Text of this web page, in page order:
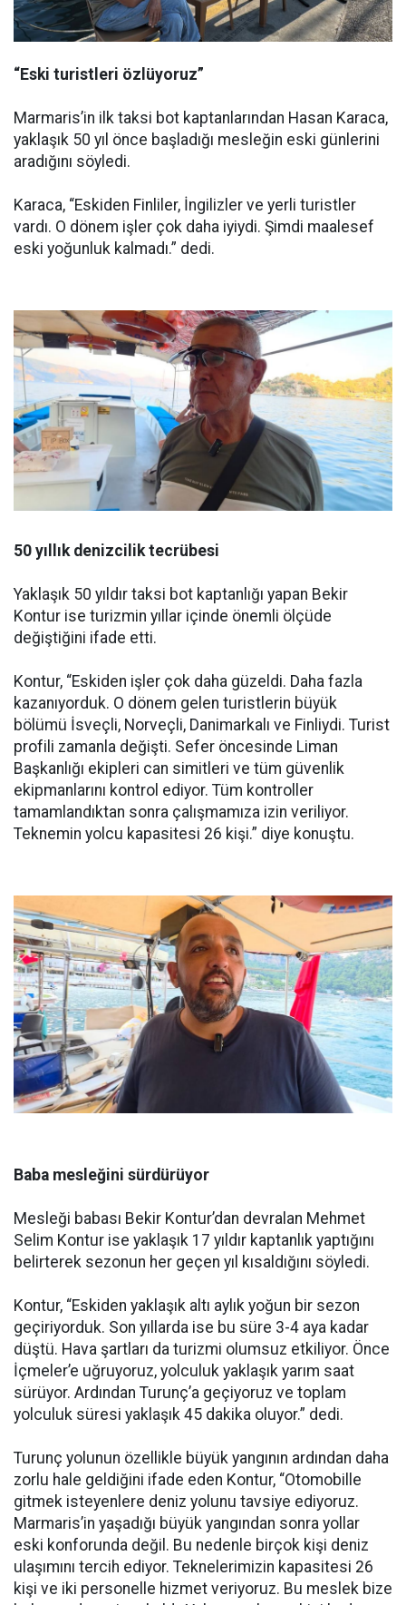
“Eski turistleri özlüyoruz”
Marmaris’in ilk taksi bot kaptanlarından Hasan Karaca,
yaklaşık 50 yıl önce başladığı mesleğin eski günlerini
aradığını söyledi.
Karaca, “Eskiden Finliler, İngilizler ve yerli turistler
vardı. O dönem işler çok daha iyiydi. Şimdi maalesef
eski yoğunluk kalmadı.” dedi.
50 yıllık denizcilik tecrübesi
Yaklaşık 50 yıldır taksi bot kaptanlığı yapan Bekir
Kontur ise turizmin yıllar içinde önemli ölçüde
değiştiğini ifade etti.
Kontur, “Eskiden işler çok daha güzeldi. Daha fazla
kazanıyorduk. O dönem gelen turistlerin büyük
bölümü İsveçli, Norveçli, Danimarkalı ve Finliydi. Turist
profili zamanla değişti. Sefer öncesinde Liman
Başkanlığı ekipleri can simitleri ve tüm güvenlik
ekipmanlarını kontrol ediyor. Tüm kontroller
tamamlandıktan sonra çalışmamıza izin veriliyor.
Teknemin yolcu kapasitesi 26 kişi.” diye konuştu.
Baba mesleğini sürdürüyor
Mesleği babası Bekir Kontur’dan devralan Mehmet
Selim Kontur ise yaklaşık 17 yıldır kaptanlık yaptığını
belirterek sezonun her geçen yıl kısaldığını söyledi.
Kontur, “Eskiden yaklaşık altı aylık yoğun bir sezon
geçiriyorduk. Son yıllarda ise bu süre 3-4 aya kadar
düştü. Hava şartları da turizmi olumsuz etkiliyor. Önce
İçmeler’e uğruyoruz, yolculuk yaklaşık yarım saat
sürüyor. Ardından Turunç’a geçiyoruz ve toplam
yolculuk süresi yaklaşık 45 dakika oluyor.” dedi.
Turunç yolunun özellikle büyük yangının ardından daha
zorlu hale geldiğini ifade eden Kontur, “Otomobille
gitmek isteyenlere deniz yolunu tavsiye ediyoruz.
Marmaris’in yaşadığı büyük yangından sonra yollar
eski konforunda değil. Bu nedenle birçok kişi deniz
ulaşımını tercih ediyor. Teknelerimizin kapasitesi 26
kişi ve iki personelle hizmet veriyoruz. Bu meslek bize